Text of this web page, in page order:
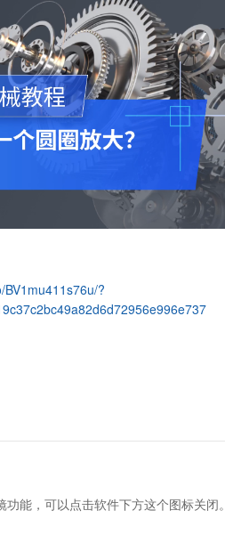
BV1mu411s76u/?
能，可以点击软件下方这个图标关闭。